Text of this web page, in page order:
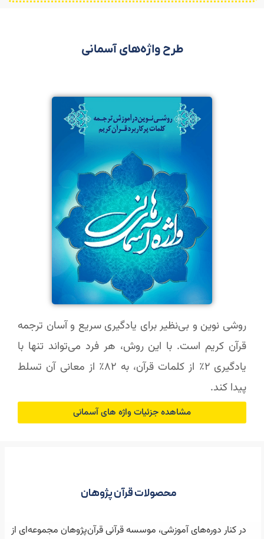
طرح واژه‌های آسمانی
روشی نوین و بی‌نظیر برای یادگیری سریع و آسان ترجمه
قرآن کریم است. با این روش، هر فرد می‌تواند تنها با
یادگیری ۲٪ از کلمات قرآن، به ۸۲٪ از معانی آن تسلط
پیدا کند.
مشاهده جزئیات واژه های آسمانی
محصولات قرآن پژوهان
در کنار دوره‌های آموزشی، موسسه قرآنی قرآن‌پژوهان مجموعه‌ای از